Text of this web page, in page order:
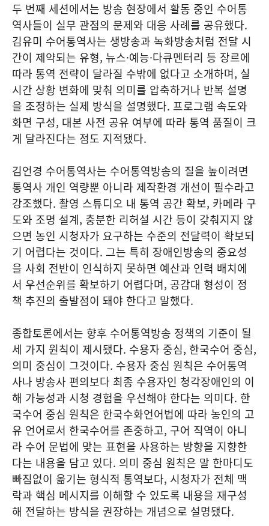
두 번째 세션에서는 방송 현장에서 활동 중인 수어통
역사들이 실무 관점의 문제와 대응 사례를 공유했다.
김유미 수어통역사는 생방송과 녹화방송처럼 전달 시
간이 제약되는 유형, 뉴스·예능·다큐멘터리 등 장르에
따라 통역 전략이 달라질 수밖에 없다고 소개하며, 실
시간 상황 변화에 맞춰 의미를 압축하거나 반복 설명
을 조정하는 실제 방식을 설명했다. 프로그램 속도와
화면 구성, 대본 사전 공유 여부에 따라 통역 품질이 크
게 달라진다는 점도 지적됐다.
김언경 수어통역사는 수어통역방송의 질을 높이려면
통역사 개인 역량뿐 아니라 제작환경 개선이 필수라고
강조했다. 촬영 스튜디오 내 통역 공간 확보, 카메라 구
도와 조명 설계, 충분한 리허설 시간 등이 갖춰지지 않
으면 농인 시청자가 요구하는 수준의 전달력이 확보되
기 어렵다는 것이다. 그는 특히 장애인방송의 중요성
을 사회 전반이 인식하지 못하면 예산과 인력 배치에
서 우선순위를 확보하기 어렵다며, 공감대 형성이 정
책 추진의 출발점이 돼야 한다고 말했다.
종합토론에서는 향후 수어통역방송 정책의 기준이 될
세 가지 원칙이 제시됐다. 수용자 중심, 한국수어 중심,
의미 중심이 그것이다. 수용자 중심 원칙은 수어통역
사나 방송사 편의보다 최종 수용자인 청각장애인의 이
해 가능성과 시청 경험을 우선해야 한다는 의미다. 한
국수어 중심 원칙은 한국수화언어법에 따라 농인의 고
유 언어로서 한국수어를 존중하고, 구어 직역이 아니
라 수어 문법에 맞는 표현을 사용하는 방향을 지향한
다는 내용을 담고 있다. 의미 중심 원칙은 말 한마디도
빠짐없이 옮기는 형식적 통역보다, 시청자가 전체 맥
락과 핵심 메시지를 이해할 수 있도록 내용을 재구성
해 전달하는 방식을 권장하는 개념으로 설명됐다.